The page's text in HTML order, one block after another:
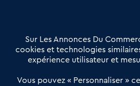
Offres Pro
Actualités
Qui sommes nous ?
Derniers articles
Sur Les Annonces Du
cookies et technologies
expérience utilisateur et
Vous pouvez « Personnaliser »